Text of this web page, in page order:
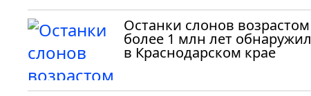
Останки слонов возрастом
более 1 млн лет
в Краснодарском крае